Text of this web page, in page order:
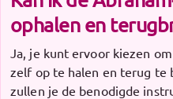
ophalen en
Ja, je kunt ervoor kiezen
zelf op te halen en terug te
zullen je de benodigde